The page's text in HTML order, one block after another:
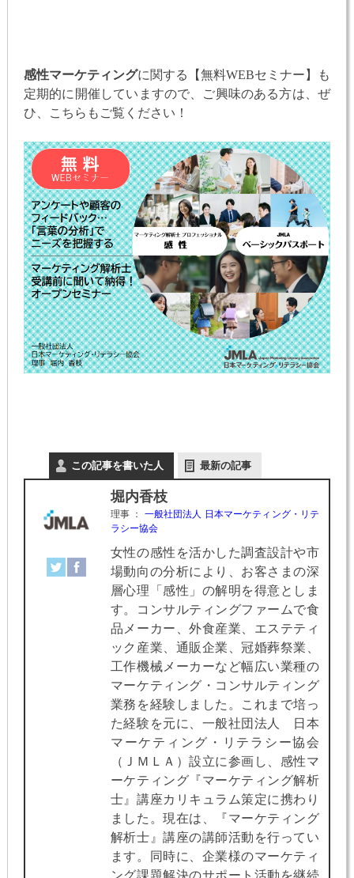
感性マーケティングに関する【無料WEBセミナー】も
定期的に開催していますので、ご興味のある方は、ぜ
ひ、こちらもご覧ください！
この記事を書いた人 最新の記事
堀内香枝
理事 ： 一般社団法人 日本マーケティング・リテ
ラシー協会
女性の感性を活かした調査設計や市
場動向の分析により、お客さまの深
層心理「感性」の解明を得意としま
す。コンサルティングファームで食
品メーカー、外食産業、エステティ
ック産業、通販企業、冠婚葬祭業、
工作機械メーカーなど幅広い業種の
マーケティング・コンサルティング
業務を経験しました。これまで培っ
た経験を元に、一般社団法人 日本
マーケティング・リテラシー協会
（ＪＭＬＡ）設立に参画し、感性マ
ーケティング『マーケティング解析
士』講座カリキュラム策定に携わり
ました。現在は、『マーケティング
解析士』講座の講師活動を行ってい
ます。同時に、企業様のマーケティ
ング課題解決のサポート活動を継続